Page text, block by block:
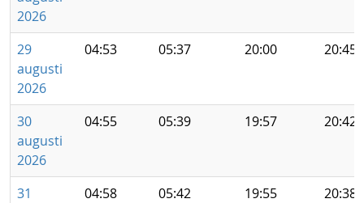
2026
29
augusti
2026
04:53 05:37 20:00 20:45
30
augusti
2026
04:55 05:39 19:57 20:42
31
04:58 05:42 19:55 20:38